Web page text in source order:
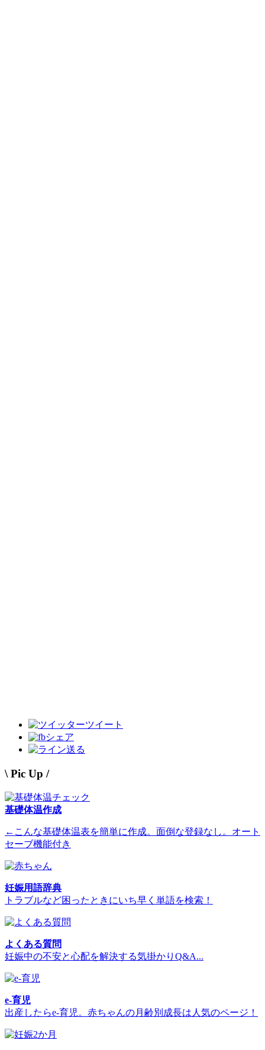
ツイート
シェア
送る
\ Pic Up /
基礎体温作成
←こんな基礎体温表を簡単に作成。面倒な登録なし。オート
セーブ機能付き
妊娠用語辞典
トラブルなど困ったときにいち早く単語を検索！
よくある質問
妊娠中の不安と心配を解決する気掛かりQ&A...
e-育児
出産したらe-育児。赤ちゃんの月齢別成長は人気のページ！